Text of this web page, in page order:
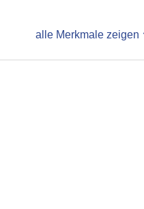
alle Merkmale zeigen